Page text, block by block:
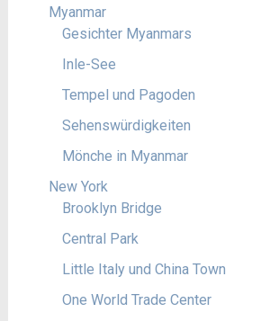
Myanmar
Gesichter Myanmars
Inle-See
Tempel und Pagoden
Sehenswürdigkeiten
Mönche in Myanmar
New York
Brooklyn Bridge
Central Park
Little Italy und China Town
One World Trade Center